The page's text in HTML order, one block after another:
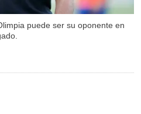
puede ser su oponente en